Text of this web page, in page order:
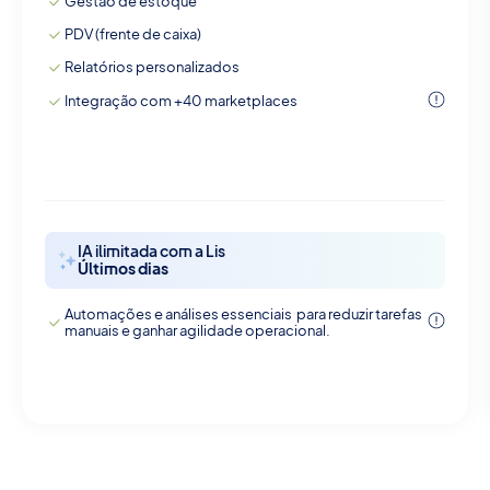
PDV (frente de caixa)
Relatórios personalizados
Integração com +40 marketplaces
IA ilimitada com a Lis
Últimos dias
Automações e análises essenciais para reduzir tarefas
manuais e ganhar agilidade operacional.